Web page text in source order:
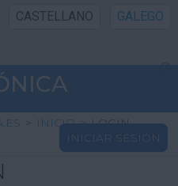
CASTELLANO GALEGO
SEDE
PÚBLICA
> INICIO > LOGIN
INICIAR SESIÓN